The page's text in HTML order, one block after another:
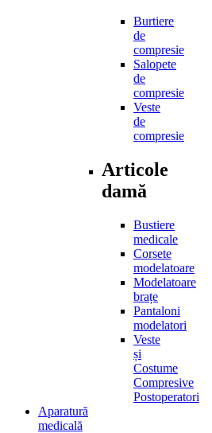
Burtiere
de
compresie
Salopete
de
compresie
Veste
de
compresie
Articole
damă
Bustiere
medicale
Corsete
modelatoare
Modelatoare
brațe
Pantaloni
modelatori
Veste
și
Costume
Compresive
Postoperatori
Aparatură
medicală